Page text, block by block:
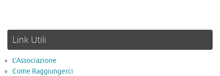
Link Utili
L’Associazione
Come Raggiungerci